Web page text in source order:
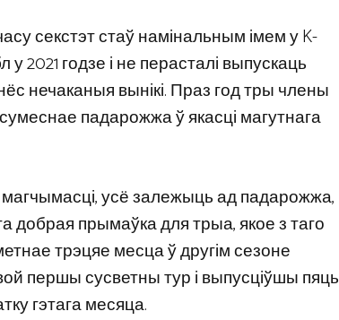
секстэт стаў намінальным імем у K-
2021 годзе і не перасталі выпускаць
нечаканыя вынікі. Праз год тры члены
сумеснае падарожжа ў якасці магутнага
усё залежыць ад падарожжа,
добрая прымаўка для трыа, якое з таго
трэцяе месца ў другім сезоне
першы сусветны тур і выпусціўшы пяць
гэтага месяца.